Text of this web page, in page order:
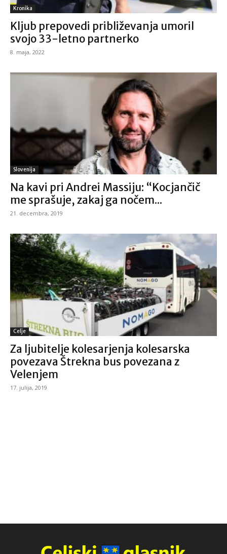
Kronika
Kljub prepovedi približevanja umoril
svojo 33-letno partnerko
8. maja, 2022
Slovenija
Na kavi pri Andrei Massiju: “Kocjančič
me sprašuje, zakaj ga nočem...
21. decembra, 2019
Celje
Za ljubitelje kolesarjenja kolesarska
povezava Štrekna bus povezana z
Velenjem
17. julija, 2019